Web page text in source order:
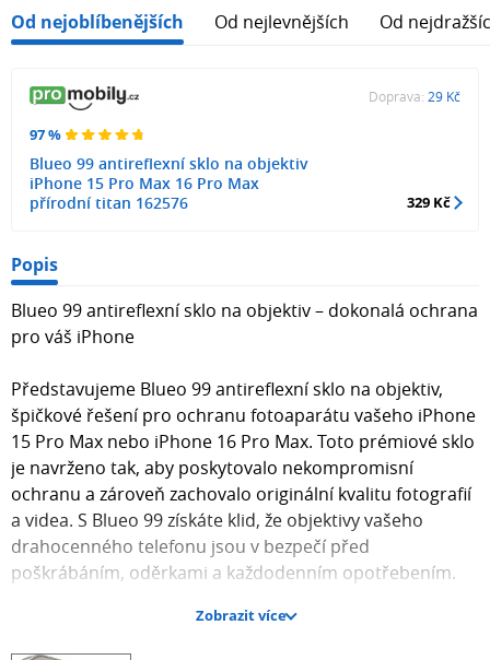
Od nejoblíbenějších Od nejlevnějších Od
97 %
Blueo 99 antireflexní sklo na objektiv
iPhone 15 Pro Max 16 Pro Max
přírodní titan 162576
Doprava: 29 Kč
329 Kč
Popis
Blueo 99 antireflexní sklo na objektiv – dokonalá ochrana
pro váš iPhone
Představujeme Blueo 99 antireflexní sklo na objektiv,
špičkové řešení pro ochranu fotoaparátu vašeho iPhone
15 Pro Max nebo iPhone 16 Pro Max. Toto prémiové sklo
je navrženo tak, aby poskytovalo nekompromisní
ochranu a zároveň zachovalo originální kvalitu fotografií
a videa. S Blueo 99 získáte klid, že objektivy vašeho
drahocenného telefonu jsou v bezpečí před
poškrábáním, oděrkami a každodenním opotřebením.
Design a parametry: přírodní titan pro bezchybnou
integraci
Zobrazit více